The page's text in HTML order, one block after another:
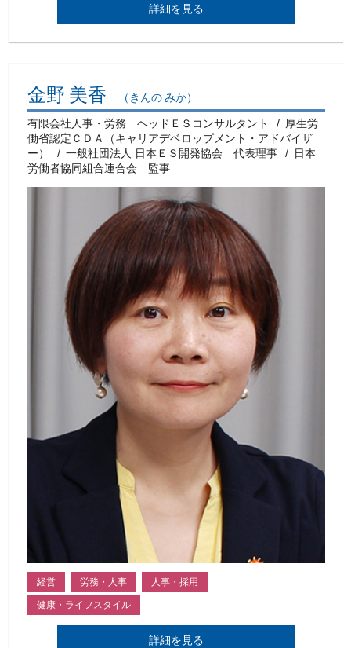
詳細を見る
金野 美香 （きんの みか）
有限会社人事・労務 ヘッドＥＳコンサルタント
厚生労
働省認定ＣＤＡ（キャリアデベロップメント・アドバイザ
ー）
一般社団法人 日本ＥＳ開発協会 代表理事
日本
労働者協同組合連合会 監事
経営 労務・人事 人事・採用
健康・ライフスタイル
詳細を見る